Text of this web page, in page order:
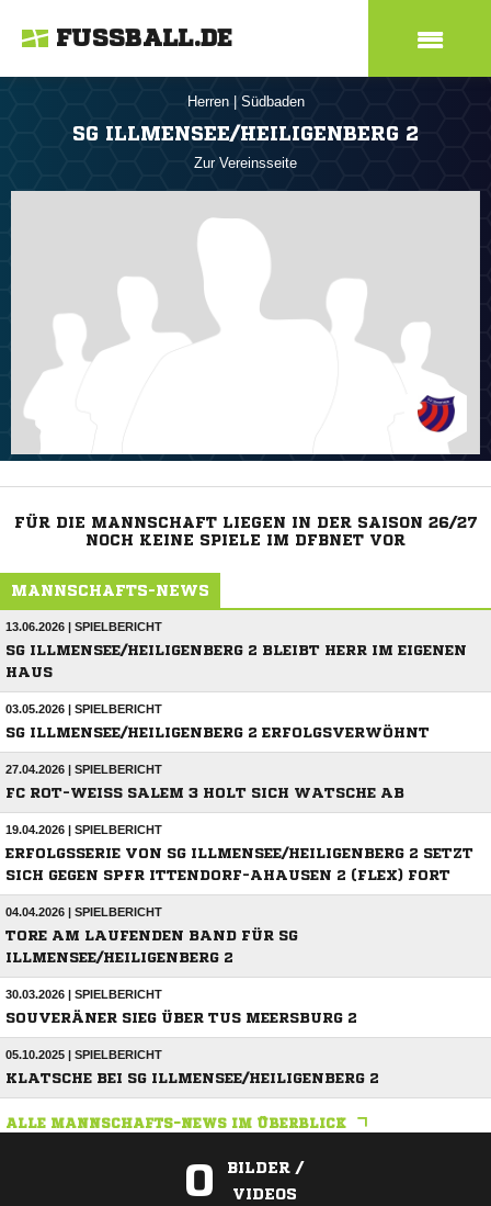
FUSSBALL.DE
Herren Südbaden
SG ILLMENSEE/HEILIGENBERG 2
Zur Vereinsseite
FÜR DIE MANNSCHAFT LIEGEN IN DER SAISON 26/27
NOCH KEINE SPIELE IM DFBNET VOR
MANNSCHAFTS-NEWS
13.06.2026 | SPIELBERICHT
SG ILLMENSEE/HEILIGENBERG 2 BLEIBT HERR IM EIGENEN
HAUS
03.05.2026 | SPIELBERICHT
SG ILLMENSEE/HEILIGENBERG 2 ERFOLGSVERWÖHNT
27.04.2026 | SPIELBERICHT
FC ROT-WEISS SALEM 3 HOLT SICH WATSCHE AB
19.04.2026 | SPIELBERICHT
ERFOLGSSERIE VON SG ILLMENSEE/HEILIGENBERG 2 SETZT
SICH GEGEN SPFR ITTENDORF-AHAUSEN 2 (FLEX) FORT
04.04.2026 | SPIELBERICHT
TORE AM LAUFENDEN BAND FÜR SG
ILLMENSEE/HEILIGENBERG 2
30.03.2026 | SPIELBERICHT
SOUVERÄNER SIEG ÜBER TUS MEERSBURG 2
05.10.2025 | SPIELBERICHT
KLATSCHE BEI SG ILLMENSEE/HEILIGENBERG 2
ALLE MANNSCHAFTS-NEWS IM ÜBERBLICK
0
BILDER /
VIDEOS